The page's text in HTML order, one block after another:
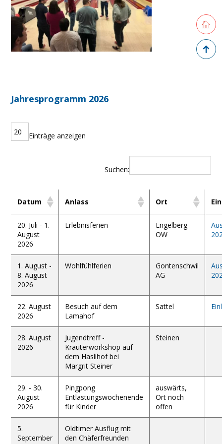
Jahresprogramm 2026
Einträge anzeigen
Suchen:
Datum Anlass Ort
20. Juli - 1.
August
2026
Erlebnisferien
Engelberg
OW
1. August -
8. August
2026
Wohlfühlferien
Gontenschwil
AG
22. August
2026
Besuch auf dem
Lamahof
Sattel
28. August
2026
Jugendtreff -
Kräuterworkshop auf
dem Haslihof bei
Margrit Steiner
Steinen
29. - 30.
August
2026
Pingpong
Entlastungswochenende
für Kinder
auswärts,
Ort noch
offen
5.
September
Oldtimer Ausflug mit
den Chäferfreunden
Zurück